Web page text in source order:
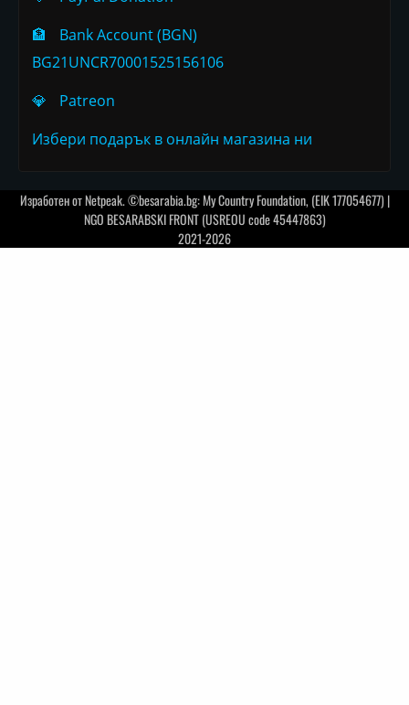
🏦
Bank Account (BGN)
BG21UNCR70001525156106
💎
Patreon
Избери подарък в онлайн магазина ни
Изработен отNetpeak. ©besarabia.bg: My Country Foundation, (EIK 177054677) |
NGO BESARABSKI FRONT (USREOU code 45447863)
2021-2026